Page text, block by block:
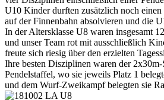
U10 Kinder durften zusätzlich noch
auf der Finnenbahn absolvieren und die
In der Altersklasse U8 waren insgesamt
und unser Team rot mit ausschließlich
freute sich riesig über den erzielten
Ihre besten Disziplinen waren der
Pendelstaffel, wo sie jeweils Platz 1
und dem Wurf-Zweikampf belegten sie